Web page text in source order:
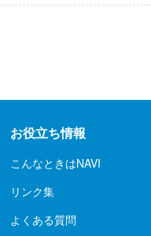
お役立ち情報
こんなときはNAVI
リンク集
よくある質問